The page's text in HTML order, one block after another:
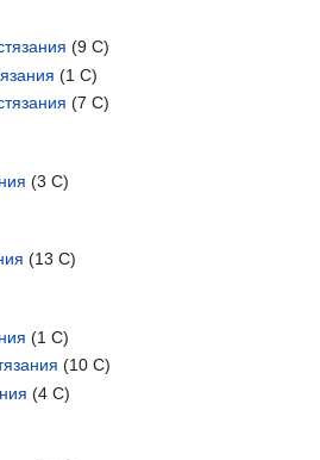
‎(9 С)
‎(1 С)
‎(7 С)
‎(3 С)
‎(13 С)
‎(1 С)
‎(10 С)
‎(4 С)